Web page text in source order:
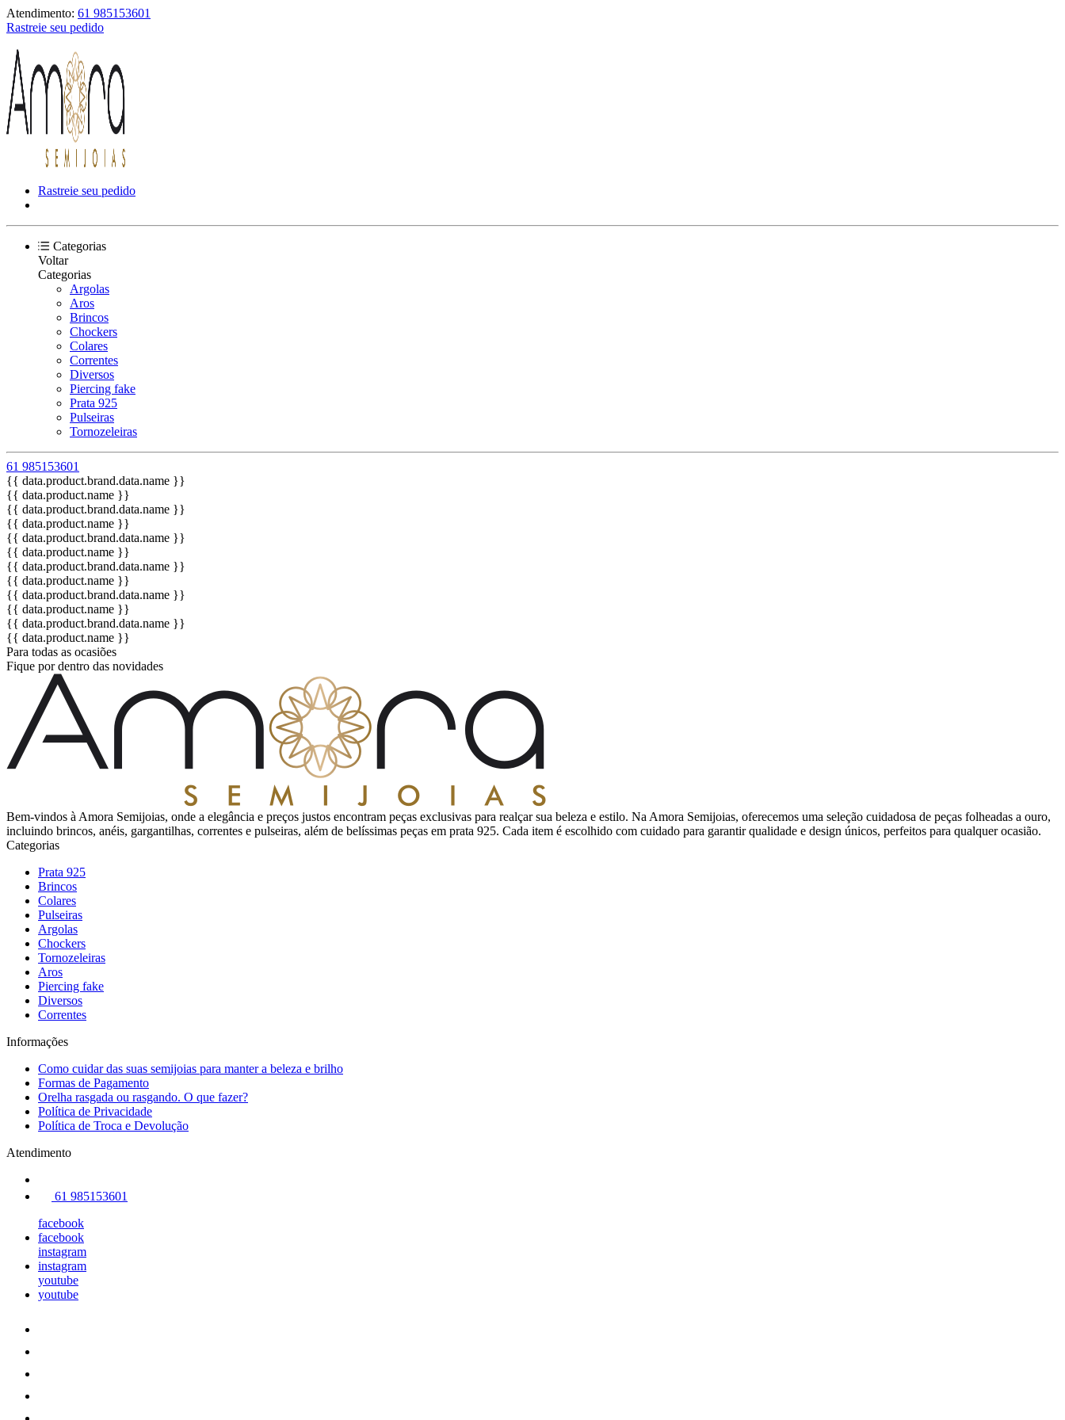
Atendimento: 61 985153601
Rastreie seu pedido
Rastreie seu pedido
Categorias
Voltar
Categorias
Argolas
Aros
Brincos
Chockers
Colares
Correntes
Diversos
Piercing fake
Prata 925
Pulseiras
Tornozeleiras
61 985153601
{{ data.product.brand.data.name }}
{{ data.product.name }}
{{ data.product.brand.data.name }}
{{ data.product.name }}
{{ data.product.brand.data.name }}
{{ data.product.name }}
{{ data.product.brand.data.name }}
{{ data.product.name }}
{{ data.product.brand.data.name }}
{{ data.product.name }}
{{ data.product.brand.data.name }}
{{ data.product.name }}
Para todas as ocasiões
Fique por dentro das novidades
Bem-vindos à Amora Semijoias, onde a elegância e preços justos encontram peças exclusivas para realçar sua beleza e estilo. Na Amora Semijoias, oferecemos uma seleção cuidadosa de peças folheadas a ouro,
incluindo brincos, anéis, gargantilhas, correntes e pulseiras, além de belíssimas peças em prata 925. Cada item é escolhido com cuidado para garantir qualidade e design únicos, perfeitos para qualquer ocasião.
Categorias
Prata 925
Brincos
Colares
Pulseiras
Argolas
Chockers
Tornozeleiras
Aros
Piercing fake
Diversos
Correntes
Informações
Como cuidar das suas semijoias para manter a beleza e brilho
Formas de Pagamento
Orelha rasgada ou rasgando. O que fazer?
Política de Privacidade
Política de Troca e Devolução
Atendimento
61 985153601
facebook
facebook
instagram
instagram
youtube
youtube